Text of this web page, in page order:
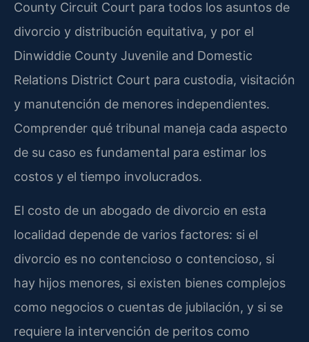
County Circuit Court para todos los asuntos de
divorcio y distribución equitativa, y por el
Dinwiddie County Juvenile and Domestic
Relations District Court para custodia, visitación
y manutención de menores independientes.
Comprender qué tribunal maneja cada aspecto
de su caso es fundamental para estimar los
costos y el tiempo involucrados.
El costo de un abogado de divorcio en esta
localidad depende de varios factores: si el
divorcio es no contencioso o contencioso, si
hay hijos menores, si existen bienes complejos
como negocios o cuentas de jubilación, y si se
requiere la intervención de peritos como